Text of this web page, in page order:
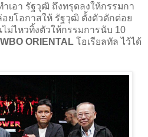
เอา รัฐวุฒิ ถึงทรุดลงให้กรรมกา
ยโอกาสให้ รัฐวุฒิ ตั้งตัวดักต่อย
ม่ไหวทิ้งตัวให้กรรมการนับ 10
ORIENTAL โอเรียลทัล ไว้ได้